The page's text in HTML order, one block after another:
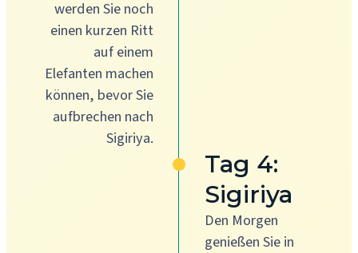
werden Sie noch
einen kurzen Ritt
auf einem
Elefanten machen
können, bevor Sie
aufbrechen nach
Sigiriya.
Tag 4:
Sigiriya
Den Morgen
genießen Sie in